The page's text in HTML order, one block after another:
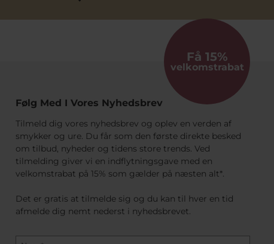
Få 15%
velkomstrabat
Følg Med I Vores Nyhedsbrev
Tilmeld dig vores nyhedsbrev og oplev en verden af
smykker og ure. Du får som den første direkte besked
om tilbud, nyheder og tidens store trends. Ved
tilmelding giver vi en indflytningsgave med en
velkomstrabat på 15% som gælder på næsten alt*.
Det er gratis at tilmelde sig og du kan til hver en tid
afmelde dig nemt nederst i nyhedsbrevet.